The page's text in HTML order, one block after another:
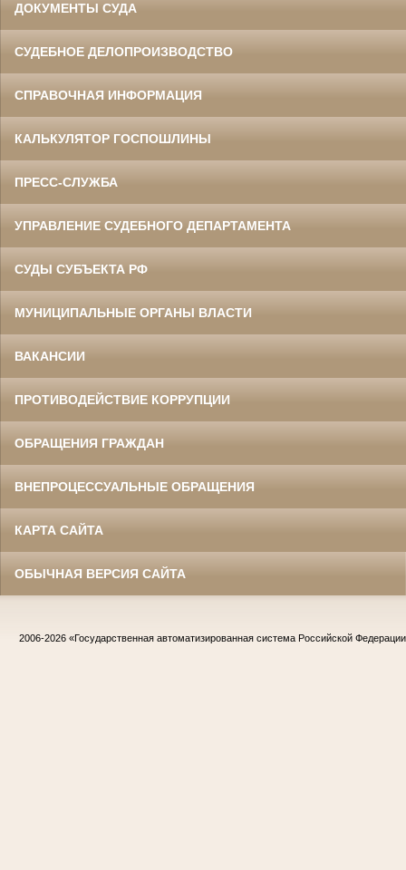
ДОКУМЕНТЫ СУДА
СУДЕБНОЕ ДЕЛОПРОИЗВОДСТВО
СПРАВОЧНАЯ ИНФОРМАЦИЯ
КАЛЬКУЛЯТОР ГОСПОШЛИНЫ
ПРЕСС-СЛУЖБА
УПРАВЛЕНИЕ СУДЕБНОГО ДЕПАРТАМЕНТА
СУДЫ СУБЪЕКТА РФ
МУНИЦИПАЛЬНЫЕ ОРГАНЫ ВЛАСТИ
ВАКАНСИИ
ПРОТИВОДЕЙСТВИЕ КОРРУПЦИИ
ОБРАЩЕНИЯ ГРАЖДАН
ВНЕПРОЦЕССУАЛЬНЫЕ ОБРАЩЕНИЯ
КАРТА САЙТА
ОБЫЧНАЯ ВЕРСИЯ САЙТА
2006-2026 «Государственная автоматизированная система Российской